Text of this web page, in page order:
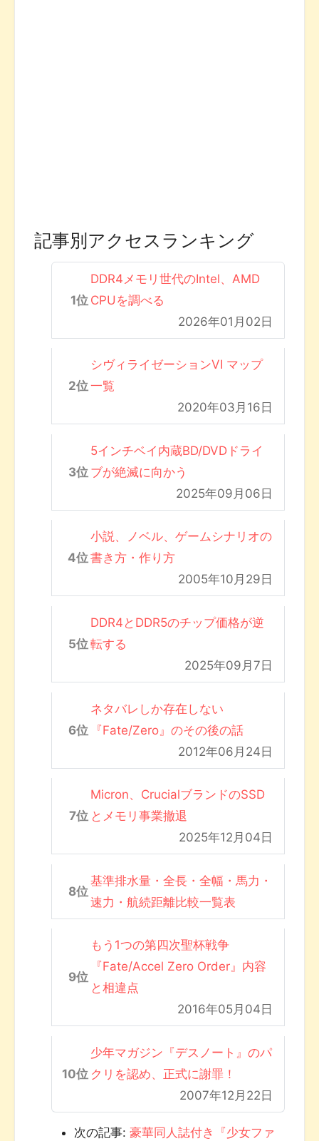
記事別アクセスランキング
DDR4メモリ世代のIntel、AMD
CPUを調べる
2026年01月02日
シヴィライゼーションVI マップ
一覧
2020年03月16日
5インチベイ内蔵BD/DVDドライ
ブが絶滅に向かう
2025年09月06日
小説、ノベル、ゲームシナリオの
書き方・作り方
2005年10月29日
DDR4とDDR5のチップ価格が逆
転する
2025年09月7日
ネタバレしか存在しない
『Fate/Zero』のその後の話
2012年06月24日
Micron、CrucialブランドのSSD
とメモリ事業撤退
2025年12月04日
基準排水量・全長・全幅・馬力・
速力・航続距離比較一覧表
もう1つの第四次聖杯戦争
『Fate/Accel Zero Order』内容
と相違点
2016年05月04日
少年マガジン『デスノート』のパ
クリを認め、正式に謝罪！
2007年12月22日
次の記事: 豪華同人誌付き『少女ファ